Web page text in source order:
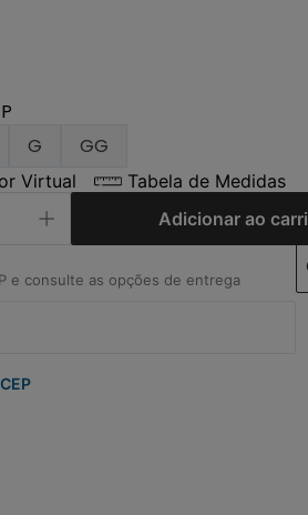
P
G GG
Virtual
Tabela de Medidas
Adicionar ao